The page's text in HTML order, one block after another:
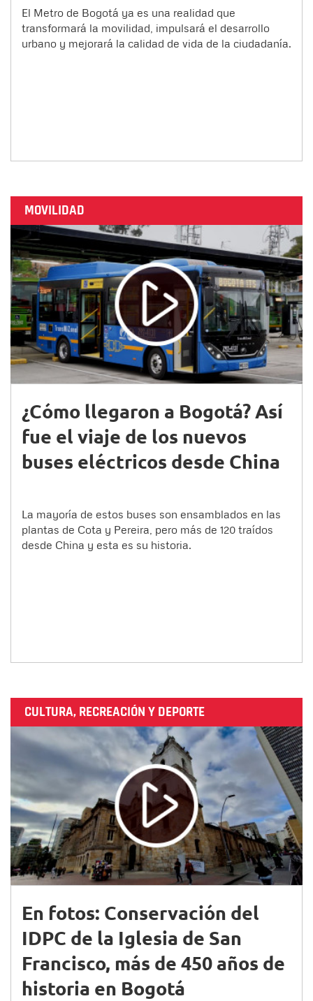
El Metro de Bogotá ya es una realidad que
transformará la movilidad, impulsará el desarrollo
urbano y mejorará la calidad de vida de la ciudadanía.
MOVILIDAD
¿Cómo llegaron a Bogotá? Así
fue el viaje de los nuevos
buses eléctricos desde China
La mayoría de estos buses son ensamblados en las
plantas de Cota y Pereira, pero más de 120 traídos
desde China y esta es su historia.
CULTURA, RECREACIÓN Y DEPORTE
En fotos: Conservación del
IDPC de la Iglesia de San
Francisco, más de 450 años de
historia en Bogotá